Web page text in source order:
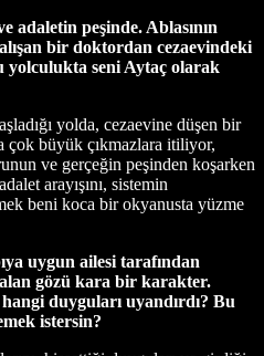
adaletin peşinde. Ablasının
bir doktordan cezaevindeki
seni Aytaç olarak
yolda, cezaevine düşen bir
çok büyük çıkmazlara itiliyor,
ve gerçeğin peşinden koşarken
arayışını, sistemin
beni koca bir okyanusta yüzme
uygun ailesi tarafından
alan gözü kara bir karakter.
duyguları uyandırdı? Bu
istersin?